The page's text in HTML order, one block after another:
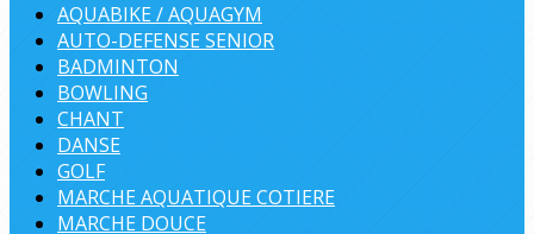
AQUABIKE / AQUAGYM
AUTO-DEFENSE SENIOR
BADMINTON
BOWLING
CHANT
DANSE
GOLF
MARCHE AQUATIQUE COTIERE
MARCHE DOUCE